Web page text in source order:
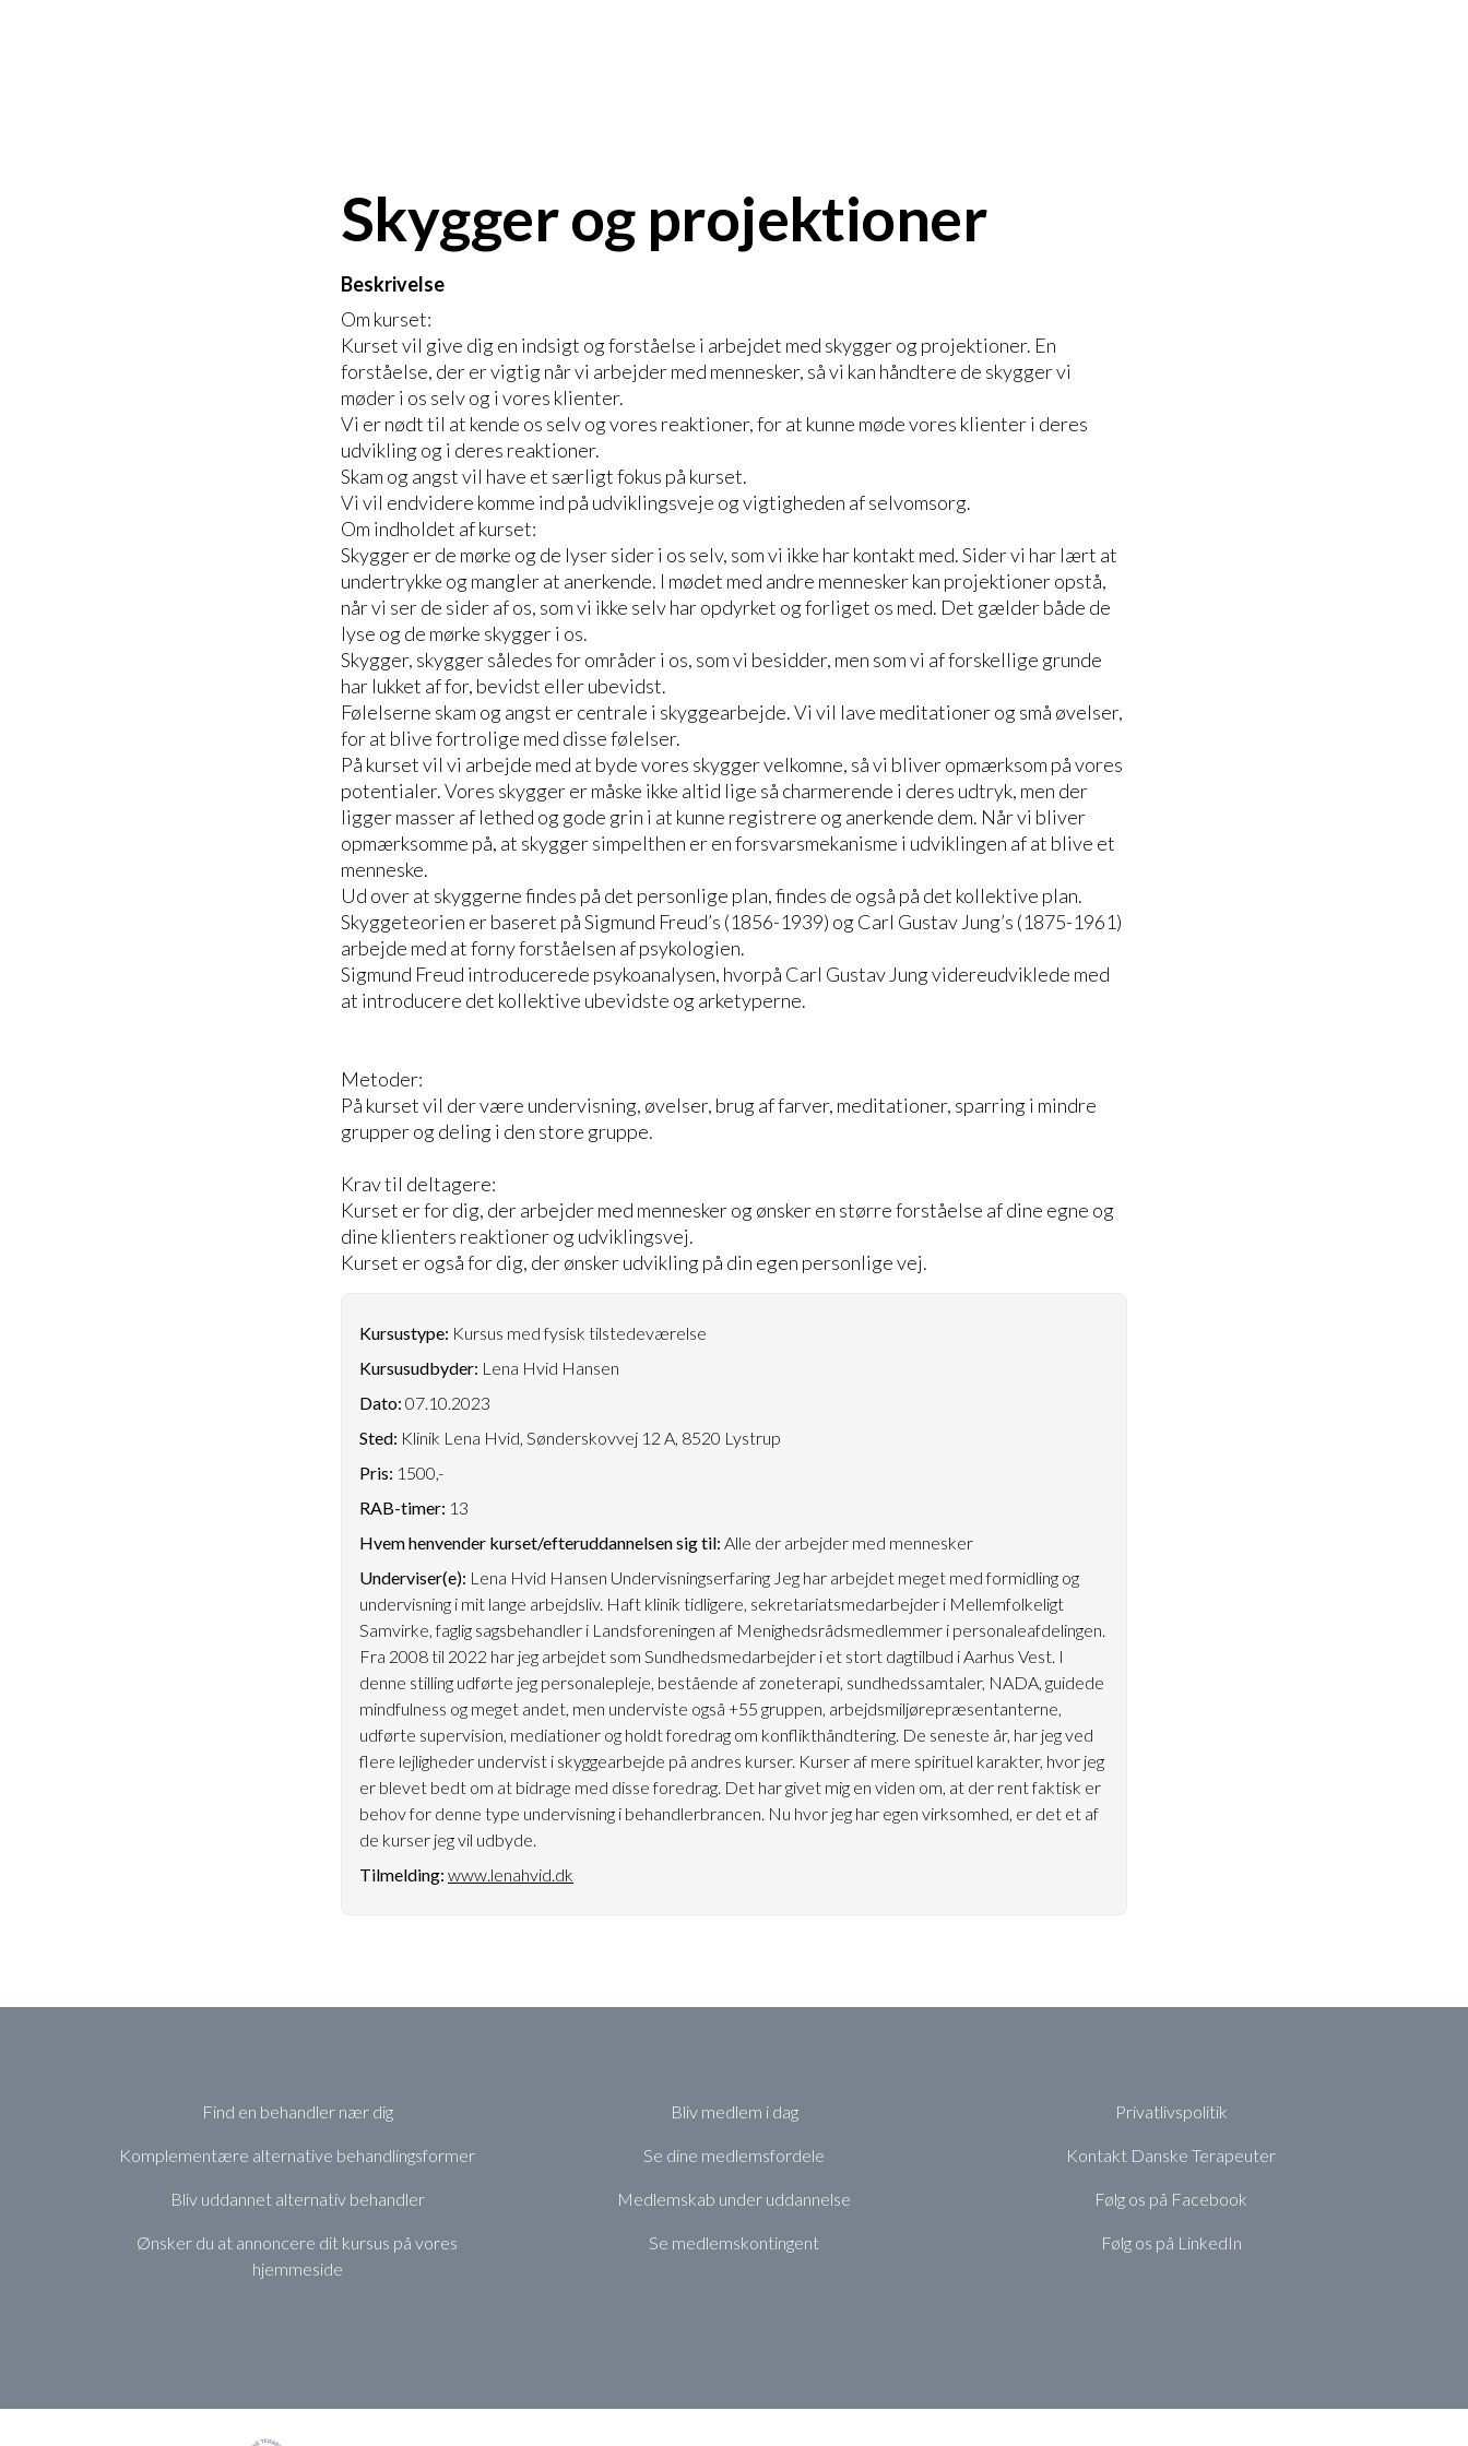
Skygger og projektioner
Beskrivelse
Om kurset:
Kurset vil give dig en indsigt og forståelse i arbejdet med skygger og projektioner. En
forståelse, der er vigtig når vi arbejder med mennesker, så vi kan håndtere de skygger vi
møder i os selv og i vores klienter.
Vi er nødt til at kende os selv og vores reaktioner, for at kunne møde vores klienter i deres
udvikling og i deres reaktioner.
Skam og angst vil have et særligt fokus på kurset.
Vi vil endvidere komme ind på udviklingsveje og vigtigheden af selvomsorg.
Om indholdet af kurset:
Skygger er de mørke og de lyser sider i os selv, som vi ikke har kontakt med. Sider vi har lært at
undertrykke og mangler at anerkende. I mødet med andre mennesker kan projektioner opstå,
når vi ser de sider af os, som vi ikke selv har opdyrket og forliget os med. Det gælder både de
lyse og de mørke skygger i os.
Skygger, skygger således for områder i os, som vi besidder, men som vi af forskellige grunde
har lukket af for, bevidst eller ubevidst.
Følelserne skam og angst er centrale i skyggearbejde. Vi vil lave meditationer og små øvelser,
for at blive fortrolige med disse følelser.
På kurset vil vi arbejde med at byde vores skygger velkomne, så vi bliver opmærksom på vores
potentialer. Vores skygger er måske ikke altid lige så charmerende i deres udtryk, men der
ligger masser af lethed og gode grin i at kunne registrere og anerkende dem. Når vi bliver
opmærksomme på, at skygger simpelthen er en forsvarsmekanisme i udviklingen af at blive et
menneske.
Ud over at skyggerne findes på det personlige plan, findes de også på det kollektive plan.
Skyggeteorien er baseret på Sigmund Freud’s (1856-1939) og Carl Gustav Jung’s (1875-1961)
arbejde med at forny forståelsen af psykologien.
Sigmund Freud introducerede psykoanalysen, hvorpå Carl Gustav Jung videreudviklede med
at introducere det kollektive ubevidste og arketyperne.
Metoder:
På kurset vil der være undervisning, øvelser, brug af farver, meditationer, sparring i mindre
grupper og deling i den store gruppe.
Krav til deltagere:
Kurset er for dig, der arbejder med mennesker og ønsker en større forståelse af dine egne og
dine klienters reaktioner og udviklingsvej.
Kurset er også for dig, der ønsker udvikling på din egen personlige vej.
Kursustype: Kursus med fysisk tilstedeværelse
Kursusudbyder: Lena Hvid Hansen
Dato: 07.10.2023
Sted: Klinik Lena Hvid, Sønderskovvej 12 A, 8520 Lystrup
Pris: 1500,-
RAB-timer: 13
Hvem henvender kurset/efteruddannelsen sig til: Alle der arbejder med mennesker
Underviser(e): Lena Hvid Hansen Undervisningserfaring Jeg har arbejdet meget med formidling og
undervisning i mit lange arbejdsliv. Haft klinik tidligere, sekretariatsmedarbejder i Mellemfolkeligt
Samvirke, faglig sagsbehandler i Landsforeningen af Menighedsrådsmedlemmer i personaleafdelingen.
Fra 2008 til 2022 har jeg arbejdet som Sundhedsmedarbejder i et stort dagtilbud i Aarhus Vest. I
denne stilling udførte jeg personalepleje, bestående af zoneterapi, sundhedssamtaler, NADA, guidede
mindfulness og meget andet, men underviste også +55 gruppen, arbejdsmiljørepræsentanterne,
udførte supervision, mediationer og holdt foredrag om konflikthåndtering. De seneste år, har jeg ved
flere lejligheder undervist i skyggearbejde på andres kurser. Kurser af mere spirituel karakter, hvor jeg
er blevet bedt om at bidrage med disse foredrag. Det har givet mig en viden om, at der rent faktisk er
behov for denne type undervisning i behandlerbrancen. Nu hvor jeg har egen virksomhed, er det et af
de kurser jeg vil udbyde.
Tilmelding: www.lenahvid.dk
Find en behandler nær dig
Komplementære alternative behandlingsformer
Bliv uddannet alternativ behandler
Ønsker du at annoncere dit kursus på vores
hjemmeside
Bliv medlem i dag
Se dine medlemsfordele
Medlemskab under uddannelse
Se medlemskontingent
Privatlivspolitik
Kontakt Danske Terapeuter
Følg os på Facebook
Følg os på LinkedIn